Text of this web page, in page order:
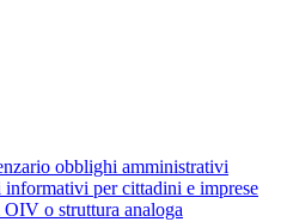
obblighi amministrativi
informativi per cittadini e imprese
o struttura analoga